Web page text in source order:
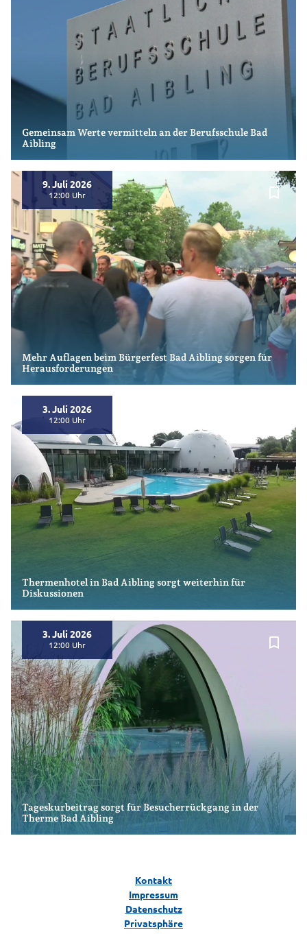
Gemeinsam Werte vermitteln an der Berufsschule Bad
Aibling
bookmark_border
9. Juli 2026
12:00
Mehr Auflagen beim Bürgerfest Bad Aibling sorgen für
Herausforderungen
3. Juli 2026
12:00
Thermenhotel in Bad Aibling sorgt weiterhin für
Diskussionen
bookmark_border
3. Juli 2026
12:00
Tageskurbeitrag sorgt für Besucherrückgang in der
Therme Bad Aibling
Kontakt
Impressum
Datenschutz
Privatsphäre